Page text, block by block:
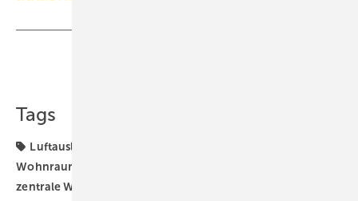
Tags
Luftauslass
Wohnraumlüftung
zentrale Wohnungslüftung